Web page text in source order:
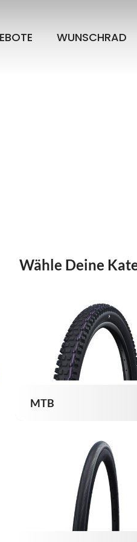
WUNSCHRAD
Wähle Deine
MTB